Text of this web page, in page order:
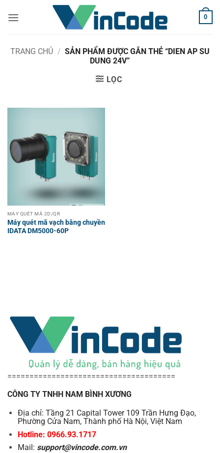
qua
0
TRANG CHỦ / SẢN PHẨM ĐƯỢC GẮN THẺ “DIEN AP SU
DUNG 24V”
LỌC
MÁY QUÉT MÃ 2D/QR
Máy quét mã vạch băng chuyền
IDATA DM5000-60P
======================================
CÔNG TY TNHH NAM BÌNH XƯƠNG
Địa chỉ: Tầng 21 Capital Tower 109 Trần Hưng Đạo,
Phường Cửa Nam, Thành phố Hà Nội, Việt Nam
Hotline: 0966.93.1717
Mail: support@vincode.com.vn